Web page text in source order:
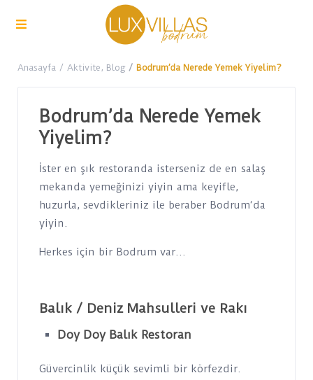
Anasayfa Aktivite , Blog Bodrum’da Nerede Yemek Yiyelim?
Bodrum’da Nerede Yemek
Yiyelim?
İster en şık restoranda isterseniz de en salaş
mekanda yemeğinizi yiyin ama keyifle,
huzurla, sevdikleriniz ile beraber Bodrum‘da
yiyin.
Herkes için bir Bodrum var…
Balık / Deniz Mahsulleri ve Rakı
Doy Doy Balık Restoran
Güvercinlik küçük sevimli bir körfezdir.